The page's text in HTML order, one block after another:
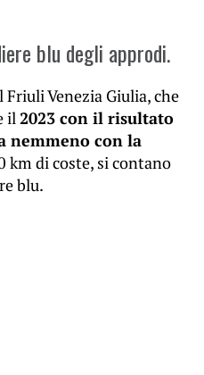
blu degli approdi.
Venezia Giulia, che
il2023 con il risultato
nemmeno con la
km di coste, si contano
blu.